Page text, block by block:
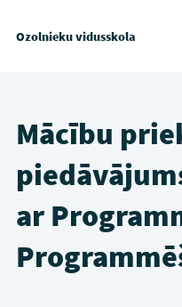
Ozolnieku vidusskola
Mācību
ar